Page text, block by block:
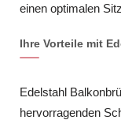
einen optimalen
Ihre Vorteile mit
Edelstahl
hervorragenden